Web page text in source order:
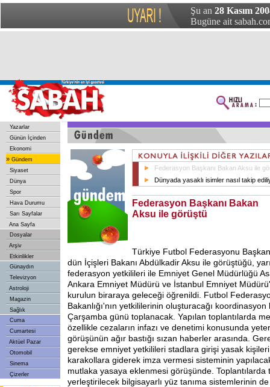
Şu an 28 Kasım
Bugüne ait
Yazarlar
Günün İçinden
Ekonomi
» Gündem
Siyaset
Dünya
Spor
Hava Durumu
Sarı Sayfalar
Ana Sayfa
Dosyalar
Arşiv
Etkinlikler
Günaydın
Televizyon
Astroloji
Magazin
Sağlık
Cuma
Cumartesi
Aktüel Pazar
Otomobil
Sinema
Çizerler
Federasyon Başkanı Bakan Aksu ile
Dünyada yasaklı isimler nasıl takip
Federasyon Başkanı Bakan
Aksu ile görüştü
Türkiye Futbol Federasyonu
dün İçişleri Bakanı Abdülkadir Aksu ile görüştüğü,
federasyon yetkilileri ile Emniyet Genel Müdürlüğü
Ankara Emniyet Müdürü ve İstanbul Emniyet
kurulun biraraya geleceği öğrenildi. Futbol
Bakanlığı'nın yetkililerinin oluşturacağı koordinasyon
Çarşamba günü toplanacak. Yapılan toplantılarda
özellikle cezaların infazı ve denetimi konusunda
görüşünün ağır bastığı sızan haberler arasında.
gerekse emniyet yetkilileri stadlara girişi yasak
karakollara giderek imza vermesi sisteminin
mutlaka yasaya eklenmesi görüşünde. Toplantılarda
yerleştirilecek bilgisayarlı yüz tanıma sistemlerinin